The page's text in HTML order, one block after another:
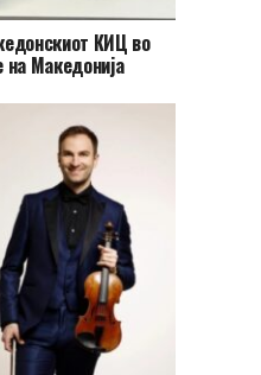
КИЦ во
Македонија